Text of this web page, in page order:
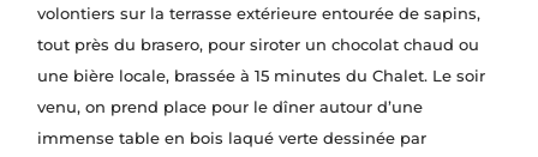
volontiers sur la terrasse extérieure entourée de sapins,
tout près du brasero, pour siroter un chocolat chaud ou
une bière locale, brassée à 15 minutes du Chalet. Le soir
venu, on prend place pour le dîner autour d’une
immense table en bois laqué verte dessinée par